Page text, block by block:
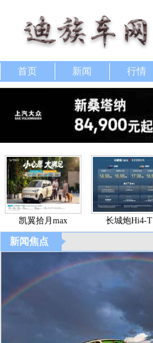
首页 新闻 行情
凯翼拾月max 长城炮Hi4-T
新闻焦点